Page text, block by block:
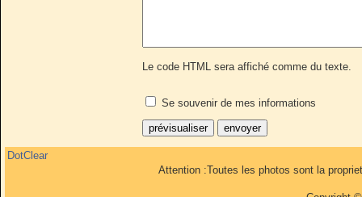
Le code HTML sera affiché comme du texte.
Se souvenir de mes informations
DotClear
Attention :Toutes les photos sont la